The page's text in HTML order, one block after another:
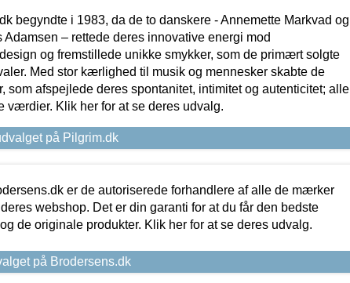
begyndte i 1983, da de to danskere - Annemette Markvad og
Adamsen – rettede deres innovative energi mod
og fremstillede unikke smykker, som de primært solgte
Med stor kærlighed til musik og mennesker skabte de
som afspejlede deres spontanitet, intimitet og autenticitet; alle
værdier. Klik her for at se deres udvalg.
på Pilgrim.dk
er de autoriserede forhandlere af alle de mærker
webshop. Det er din garanti for at du får den bedste
de originale produkter. Klik her for at se deres udvalg.
på Brodersens.dk